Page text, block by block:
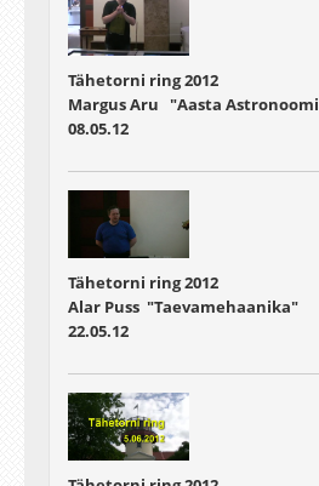
Tähetorni ring 2012
Margus Aru "Aasta
08.05.12
Tähetorni ring 2012
Alar Puss "Taevamehaanika"
22.05.12